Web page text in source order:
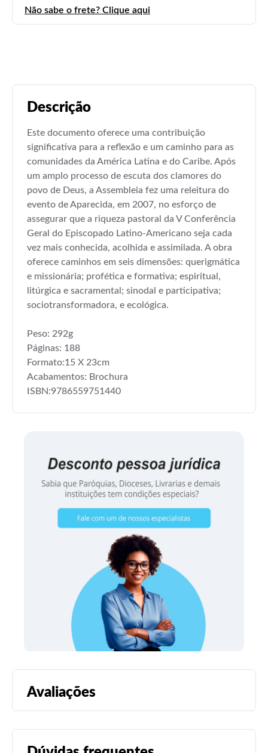
Não sabe o frete? Clique aqui
Descrição
Este documento oferece uma contribuição
significativa para a reflexão e um caminho para as
comunidades da América Latina e do Caribe. Após
um amplo processo de escuta dos clamores do
povo de Deus, a Assembleia fez uma releitura do
evento de Aparecida, em 2007, no esforço de
assegurar que a riqueza pastoral da V Conferência
Geral do Episcopado Latino-Americano seja cada
vez mais conhecida, acolhida e assimilada. A obra
oferece caminhos em seis dimensões: querigmática
e missionária; profética e formativa; espiritual,
litúrgica e sacramental; sinodal e participativa;
sociotransformadora, e ecológica.
Peso: 292g
Páginas: 188
Formato:15 X 23cm
Acabamentos: Brochura
ISBN:9786559751440
Avaliações